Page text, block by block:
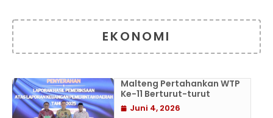
EKONOMI
Malteng Pertahankan WTP
Ke-11 Berturut-turut
Juni 4, 2026